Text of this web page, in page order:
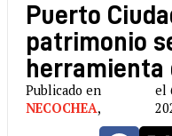
Puerto
patrimonio
herramienta
Publicado en
NECOCHEA,
el